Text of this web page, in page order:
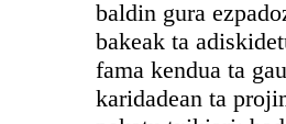
baldin gura
bakeak ta
fama kendua ta
karidadean ta